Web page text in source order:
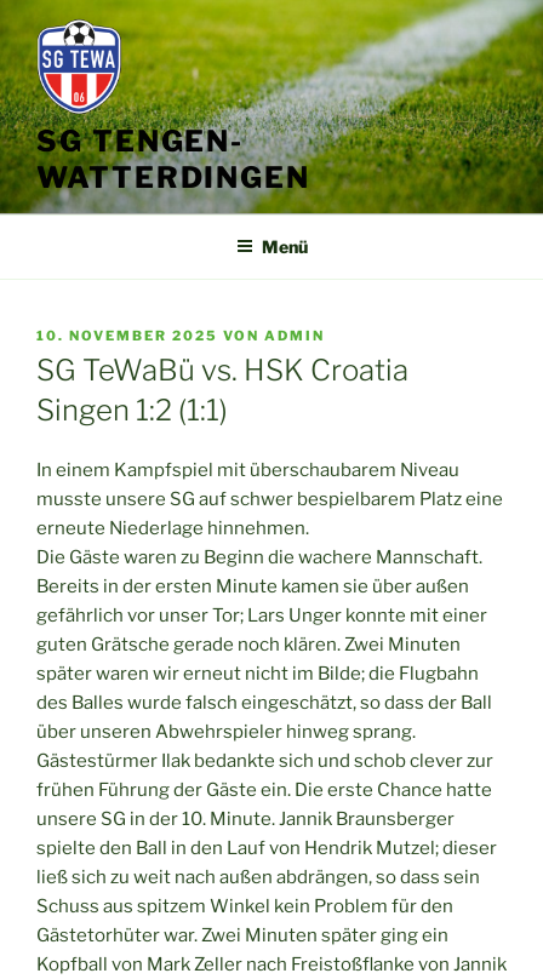
Inhalt
springen
SG TENGEN-
WATTERDINGEN
Menü
VERÖFFENTLICHT
AM
10. NOVEMBER 2025 VON ADMIN
SG TeWaBü vs. HSK Croatia
Singen 1:2 (1:1)
In einem Kampfspiel mit überschaubarem Niveau
musste unsere SG auf schwer bespielbarem Platz eine
erneute Niederlage hinnehmen.
Die Gäste waren zu Beginn die wachere Mannschaft.
Bereits in der ersten Minute kamen sie über außen
gefährlich vor unser Tor; Lars Unger konnte mit einer
guten Grätsche gerade noch klären. Zwei Minuten
später waren wir erneut nicht im Bilde; die Flugbahn
des Balles wurde falsch eingeschätzt, so dass der Ball
über unseren Abwehrspieler hinweg sprang.
Gästestürmer Ilak bedankte sich und schob clever zur
frühen Führung der Gäste ein. Die erste Chance hatte
unsere SG in der 10. Minute. Jannik Braunsberger
spielte den Ball in den Lauf von Hendrik Mutzel; dieser
ließ sich zu weit nach außen abdrängen, so dass sein
Schuss aus spitzem Winkel kein Problem für den
Gästetorhüter war. Zwei Minuten später ging ein
Kopfball von Mark Zeller nach Freistoßflanke von Jannik